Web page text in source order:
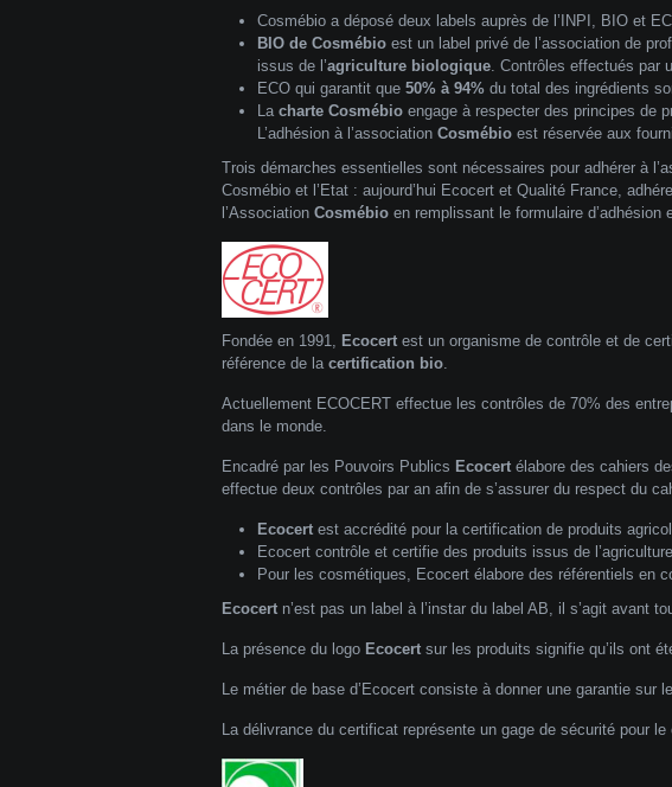
Cosmébio a déposé deux labels auprès de l’INPI, BIO et
BIO de Cosmébio est un label privé de l’association de
issus de l’agriculture biologique. Contrôles effectués par
ECO qui garantit que 50% à 94% du total des ingrédients
La charte Cosmébio engage à respecter des principes de
L’adhésion à l’association Cosmébio est réservée aux
Trois démarches essentielles sont nécessaires pour adhérer à
Cosmébio et l’Etat : aujourd’hui Ecocert et Qualité France,
l’Association Cosmébio en remplissant le formulaire
Fondée en 1991, Ecocert est un organisme de contrôle et de
référence de la certification bio.
Actuellement ECOCERT effectue les contrôles de 70% des
dans le monde.
Encadré par les Pouvoirs Publics Ecocert élabore des cahiers
effectue deux contrôles par an afin de s’assurer du respect du
Ecocert est accrédité pour la certification de produits
Ecocert contrôle et certifie des produits issus de
Pour les cosmétiques, Ecocert élabore des référentiels en
Ecocert n’est pas un label à l’instar du label AB, il s’agit avant
La présence du logo Ecocert sur les produits signifie qu’ils ont
Le métier de base d’Ecocert consiste à donner une garantie
La délivrance du certificat représente un gage de sécurité pour le